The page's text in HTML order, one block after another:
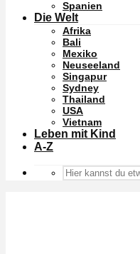
Spanien
Die Welt
Afrika
Bali
Mexiko
Neuseeland
Singapur
Sydney
Thailand
USA
Vietnam
Leben mit Kind
A-Z